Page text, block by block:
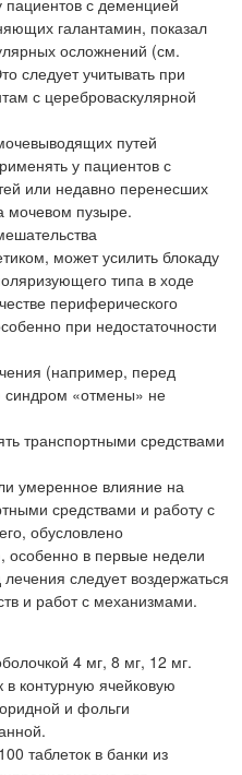
пациентов с деменцией
галантамин, показал
осложнений (см.
следует учитывать при
с цереброваскулярной
путей
у пациентов с
или недавно перенесших
мочевом пузыре.
может усилить блокаду
типа в ходе
периферического
при недостаточности
(например, перед
синдром «отмены» не
транспортными средствами
умеренное влияние на
средствами и работу с
обусловлено
особенно в первые недели
следует воздержаться
и работ с механизмами.
4 мг, 8 мг, 12 мг.
контурную ячейковую
и фольги
таблеток в банки из